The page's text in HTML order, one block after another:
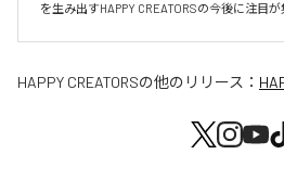
を生み出すHAPPY CREATORSの今後に注目が
HAPPY CREATORSの他のリリース：